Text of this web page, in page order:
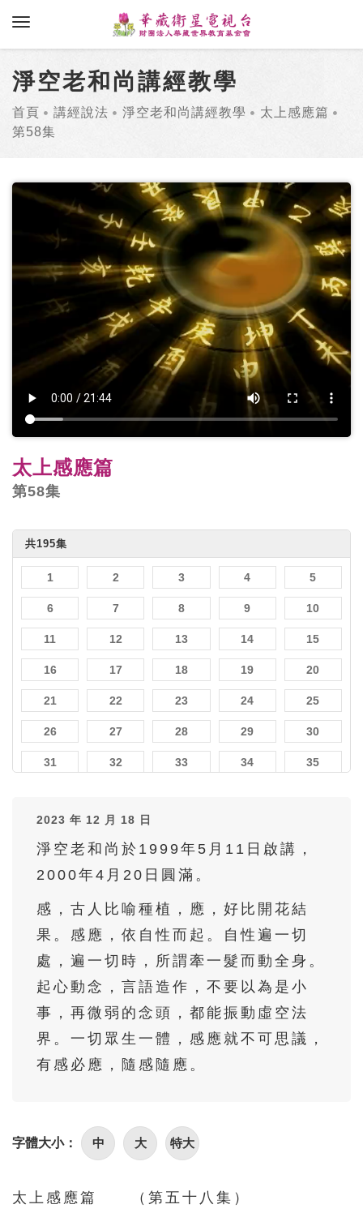
toggle navigation
淨空老和尚講經教學
首頁 講經說法 淨空老和尚講經教學
太上感應篇
第58集
太上感應篇
第58集
共195集
1 2 3 4 5
6 7 8 9 10
11 12 13 14 15
16 17 18 19 20
21 22 23 24 25
26 27 28 29 30
31 32 33 34 35
41 42
46 47 48 49
52 53
56 57 58 59
61 62 64
66 68 69
71 72 74
76 77 78 79 80
81 82 83
92 93
98
101 103 104
2023 年 12 月 18 日
淨空老和尚於1999年5月11日啟講，
2000年4月20日圓滿。
感，古人比喻種植，應，好比開花結
果。感應，依自性而起。自性遍一切
處，遍一切時，所謂牽一髮而動全身。
起心動念，言語造作，不要以為是小
事，再微弱的念頭，都能振動虛空法
界。一切眾生一體，感應就不可思議，
有感必應，隨感隨應。
字體大小： 中 大 特大
太上感應篇 （第五十八集）